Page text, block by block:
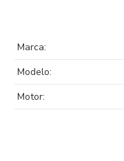
Marca:
Modelo:
Motor: